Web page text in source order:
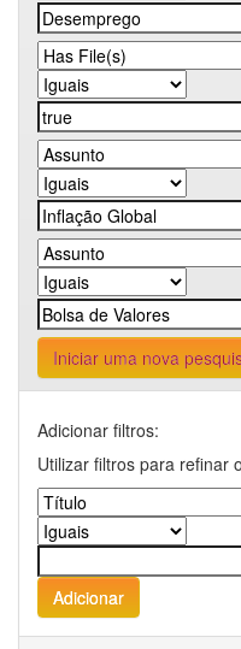
Iniciar uma nova
Adicionar filtros:
Utilizar filtros para refinar